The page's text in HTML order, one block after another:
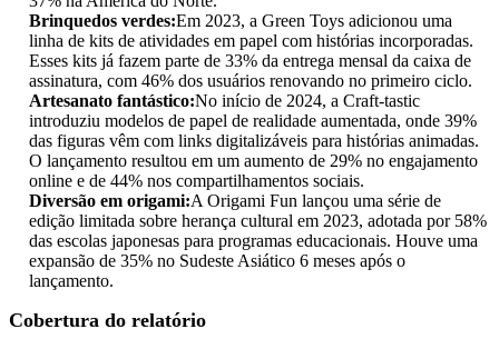
Brinquedos verdes:Em 2023, a Green Toys adicionou uma
linha de kits de atividades em papel com histórias incorporadas.
Esses kits já fazem parte de 33% da entrega mensal da caixa de
assinatura, com 46% dos usuários renovando no primeiro ciclo.
Artesanato fantástico:No início de 2024, a Craft-tastic
introduziu modelos de papel de realidade aumentada, onde 39%
das figuras vêm com links digitalizáveis ​​para histórias animadas.
O lançamento resultou em um aumento de 29% no engajamento
online e de 44% nos compartilhamentos sociais.
Diversão em origami:A Origami Fun lançou uma série de
edição limitada sobre herança cultural em 2023, adotada por 58%
das escolas japonesas para programas educacionais. Houve uma
expansão de 35% no Sudeste Asiático 6 meses após o
lançamento.
Cobertura do relatório